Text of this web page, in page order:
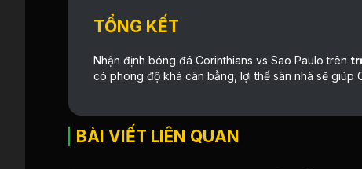
TỔNG KẾT
Nhận định bóng đá Corinthians vs Sao Paulo trên
có phong độ khá cân bằng, lợi thế sân nhà sẽ giúp
BÀI VIẾT LIÊN QUAN